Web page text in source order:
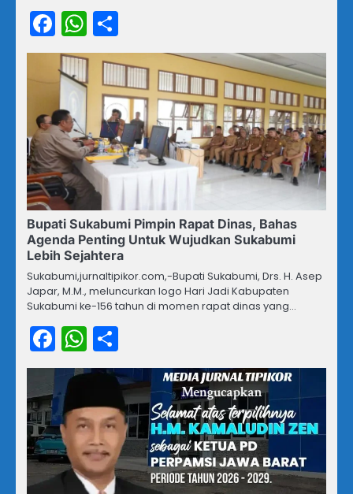
Facebook
WhatsApp
Bupati Sukabumi Pimpin Rapat Dinas, Bahas
Agenda Penting Untuk Wujudkan Sukabumi
Lebih Sejahtera
Sukabumi,jurnaltipikor.com,-Bupati Sukabumi, Drs. H. Asep
Japar, M.M., meluncurkan logo Hari Jadi Kabupaten
Sukabumi ke-156 tahun di momen rapat dinas yang…
Facebook
WhatsApp